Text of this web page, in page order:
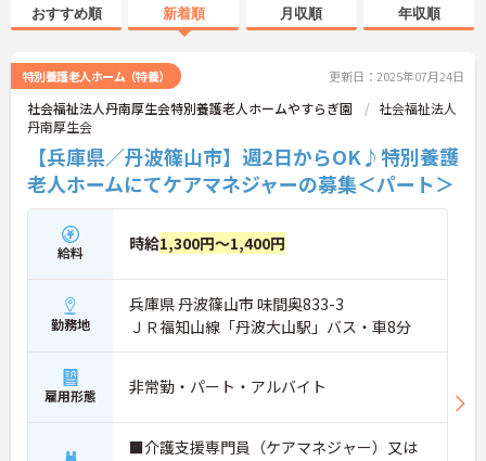
おすすめ順 新着順 月収順 年収順
特別養護老人ホーム（特養） 更新日：2025年07月24日
社会福祉法人丹南厚生会特別養護老人ホームやすらぎ園
社会福祉法人
丹南厚生会
【兵庫県／丹波篠山市】週2日からOK♪特別養護
老人ホームにてケアマネジャーの募集＜パート＞
給料 時給1,300円～1,400円
勤務地
兵庫県 丹波篠山市 味間奥833-3
ＪＲ福知山線「丹波大山駅」バス・車8分
雇用形態 非常勤・パート・アルバイト
■介護支援専門員（ケアマネジャー）又は